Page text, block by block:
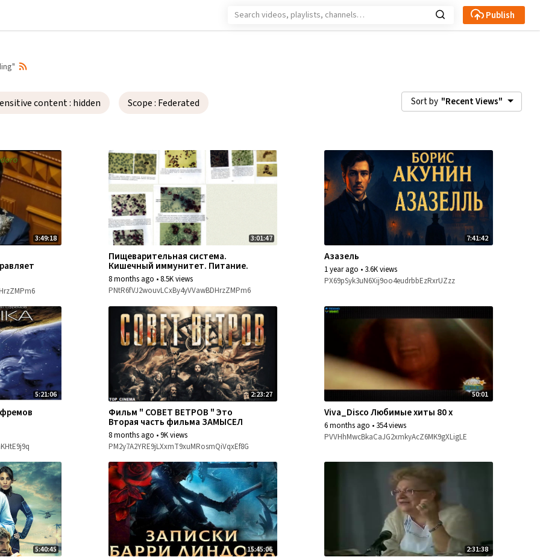
Publish
content: hidden Scope: Federated Sort by "Recent Views"
×
Updateyour settings
Displayed
Hide
Local videos (this instance)
Federated videos (this instance + followed instances)
× All categories
3:49:18 3:01:47
Пищеварительная система.
Кишечный иммунитет. Питание.
8 months ago •8.5K views
PNtR6fVJ2wouvLCxBy4yVVawBDHrzZMPm6
7:41:42
Азазель
1 year ago • 3.6K views
PX69pSyk3uN6Xij9oo4eudrbbEzRxrUZzz
5:21:06 2:23:27
Фильм " СОВЕТ ВЕТРОВ " Это
Вторая часть фильма ЗАМЫСЕЛ
8 months ago •9K views
PM2y7A2YRE9jLXxmT9xuMRosmQiVqxEf8G
50:01
Viva_Disco Любимые хиты 80 х
6 months ago • 354 views
PVVHhMwcBkaCaJG2xmkyAcZ6MK9gXLigLE
5:40:45 15:45:06 2:31:38